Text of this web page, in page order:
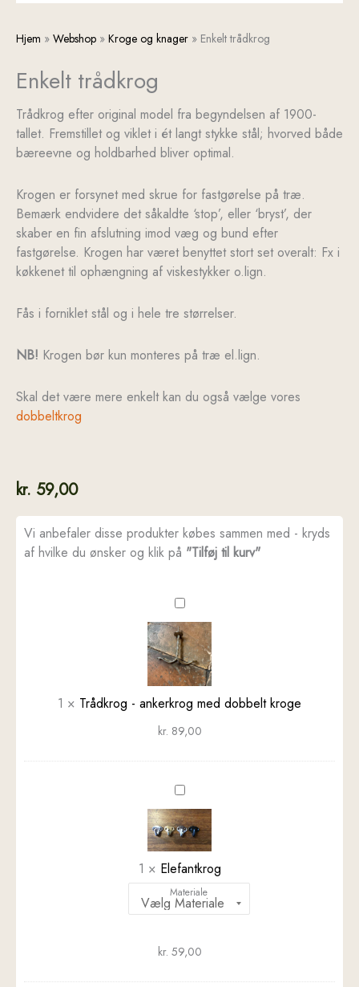
Hjem » Webshop » Kroge og knager » Enkelt trådkrog
Enkelt trådkrog
Trådkrog efter original model fra begyndelsen af 1900-
tallet. Fremstillet og viklet i ét langt stykke stål; hvorved både
bæreevne og holdbarhed bliver optimal.
Krogen er forsynet med skrue for fastgørelse på træ.
Bemærk endvidere det såkaldte ‘stop’, eller ‘bryst’, der
skaber en fin afslutning imod væg og bund efter
fastgørelse. Krogen har været benyttet stort set overalt: Fx i
køkkenet til ophængning af viskestykker o.lign.
Fås i forniklet stål og i hele tre størrelser.
NB! Krogen bør kun monteres på træ el.lign.
Skal det være mere enkelt kan du også vælge vores
dobbeltkrog
kr. 59,00
Vi anbefaler disse produkter købes sammen med - kryds
af hvilke du ønsker og klik på "Tilføj til kurv"
Trådkrog
-
ankerkrog
med
dobbelt
kroge
1 × Trådkrog - ankerkrog med dobbelt kroge
kr. 89,00
Elefantkrog
1 × Elefantkrog
Materiale
kr. 59,00
Enkelt
antal